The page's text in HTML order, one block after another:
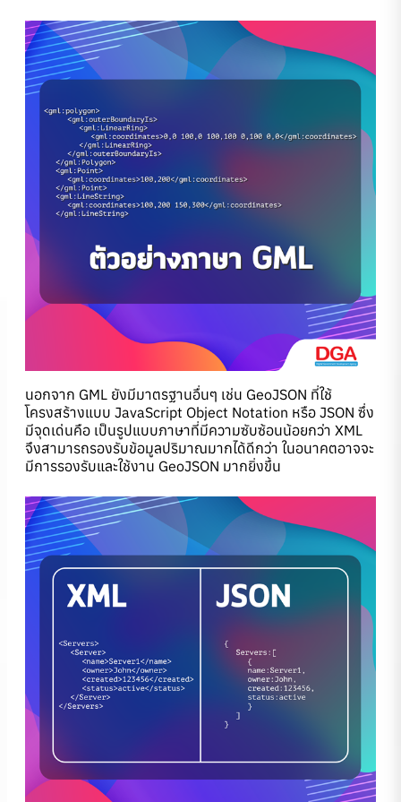
นอกจาก GML ยังมีมาตรฐานอื่นๆ เช่น GeoJSON ที่ใช้
โครงสร้างแบบ JavaScript Object Notation หรือ JSON ซึ่ง
มีจุดเด่นคือ เป็นรูปแบบภาษาที่มีความซับซ้อนน้อยกว่า XML
จึงสามารถรองรับข้อมูลปริมาณมากได้ดีกว่า ในอนาคตอาจจะ
มีการรองรับและใช้งาน GeoJSON มากยิ่งขึ้น